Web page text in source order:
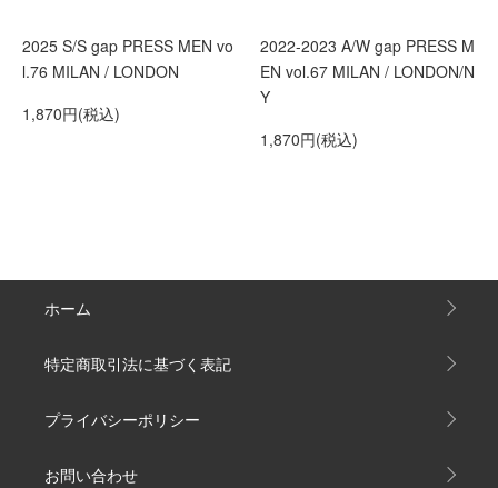
2025 S/S gap PRESS MEN vo
l.76 MILAN / LONDON
1,870円(税込)
2022-2023 A/W gap PRESS M
EN vol.67 MILAN / LONDON/N
Y
1,870円(税込)
ホーム
特定商取引法に基づく表記
プライバシーポリシー
お問い合わせ